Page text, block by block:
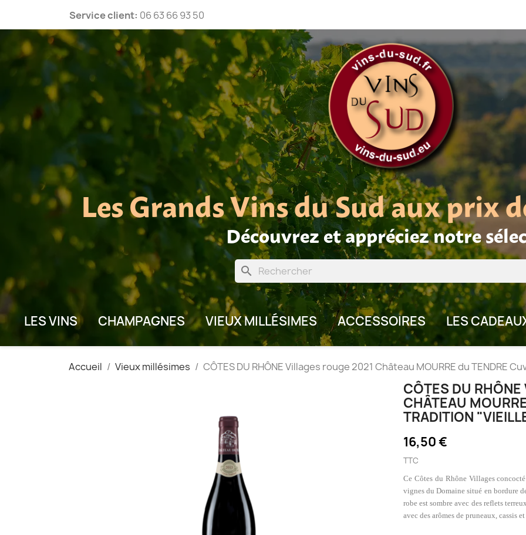
Service client: 06 63 66 93 50
Les Grands Vins du Sud aux prix
Découvrez et appréciez notre
search
LES VINS CHAMPAGNES VIEUX MILLÉSIMES ACCESSOIRES LES
Accueil Vieux millésimes CÔTES DU RHÔNE Villages rouge 2021 Château MOURRE du TENDRE
CÔTES DU
CHÂTEAU
TRADITION
16,50 €
TTC
Ce Côtes du Rhône Villages
vignes du Domaine situé en bordure
robe est sombre avec des reflets
avec des arômes de pruneaux, cassis